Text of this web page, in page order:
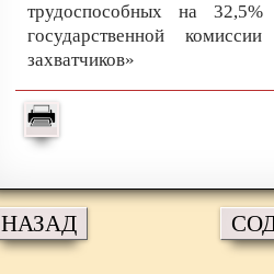
трудоспособных на 32,5%
государственной
захватчиков»
НАЗАД